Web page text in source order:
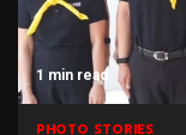
1 min read
PHOTO STORIES